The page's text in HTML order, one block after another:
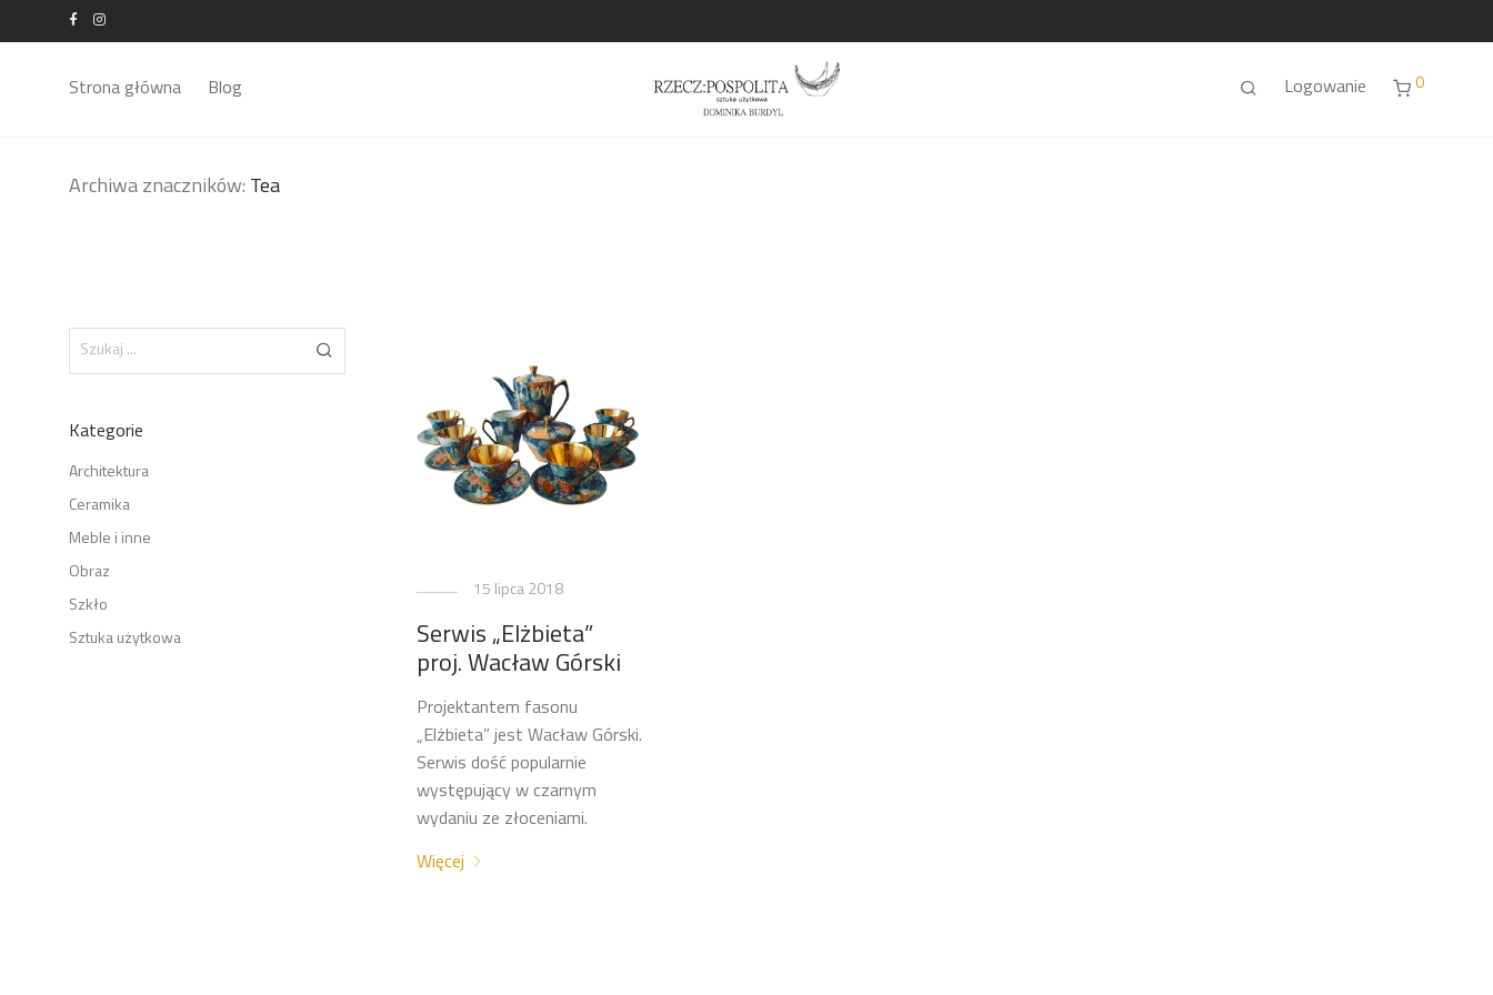
Strona główna Blog Logowanie 0
Archiwa znaczników: Tea
15 lipca 2018
Serwis „Elżbieta”
proj. Wacław Górski
Projektantem fasonu
„Elżbieta” jest Wacław Górski.
Serwis dość popularnie
występujący w czarnym
wydaniu ze złoceniami.
Więcej
Kategorie
Architektura
Ceramika
Meble i inne
Obraz
Szkło
Sztuka użytkowa